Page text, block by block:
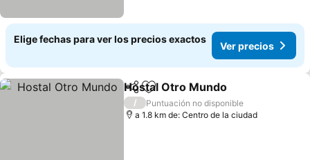
Elige fechas para ver los precios exactos
Ver precios
CompartirAgregar a favoritos
Hostal Otro Mundo
/
Puntuación no disponible
a 1.8 km de: Centro de la ciudad